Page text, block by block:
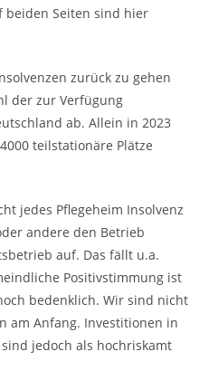
beiden Seiten sind hier
zurück zu gehen
der zur Verfügung
ab. Allein in 2023
teilstationäre Plätze
jedes Pflegeheim Insolvenz
andere den Betrieb
auf. Das fällt u.a.
Positivstimmung ist
bedenklich. Wir sind nicht
am Anfang. Investitionen in
jedoch als hochriskamt